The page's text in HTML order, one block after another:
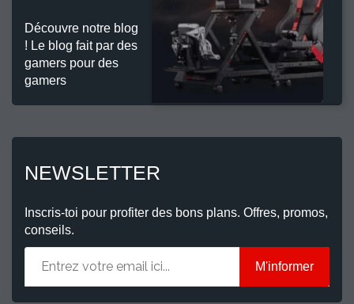
Découvre notre blog
! Le blog fait par des
gamers pour des
gamers
NEWSLETTER
Inscris-toi pour profiter des bons plans. Offres, promos,
conseils.
M'informer